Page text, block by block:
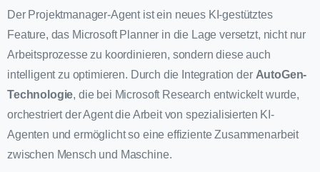
Der Projektmanager-Agent ist ein neues KI-gestütztes
Feature, das Microsoft Planner in die Lage versetzt, nicht nur
Arbeitsprozesse zu koordinieren, sondern diese auch
intelligent zu optimieren. Durch die Integration der AutoGen-
Technologie, die bei Microsoft Research entwickelt wurde,
orchestriert der Agent die Arbeit von spezialisierten KI-
Agenten und ermöglicht so eine effiziente Zusammenarbeit
zwischen Mensch und Maschine.